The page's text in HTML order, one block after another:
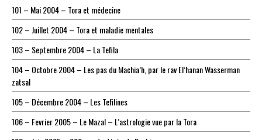
101 – Mai 2004 – Tora et médecine
102 – Juillet 2004 – Tora et maladie mentales
103 – Septembre 2004 – La Tefila
104 – Octobre 2004 – Les pas du Machia’h, par le rav El’hanan Wasserman
zatsal
105 – Décembre 2004 – Les Tefilines
106 – Fevrier 2005 – Le Mazal – L’astrologie vue par la Tora